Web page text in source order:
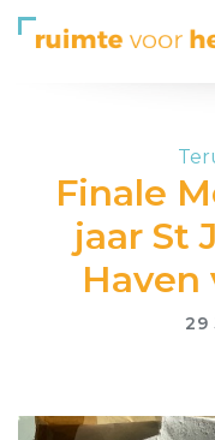
Finale
jaar St
Haven
29